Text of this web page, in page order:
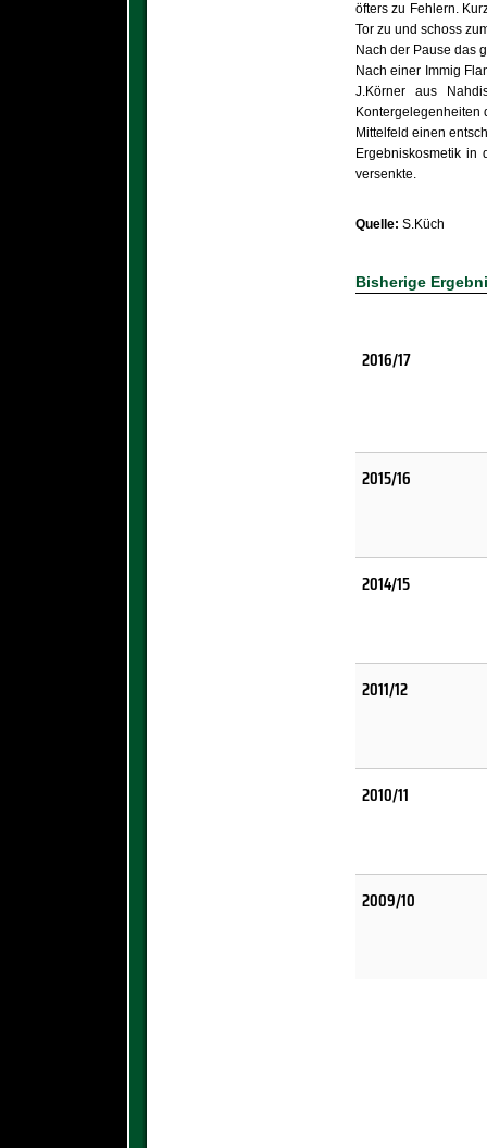
öfters zu Fehlern.
Tor zu und schoss
Nach der Pause das
Nach einer Immig
J.Körner aus
Kontergelegenheiten
Mittelfeld einen
Ergebniskosmetik in
versenkte.
Quelle: S.Küch
Bisherige
2016/17
2015/16
2014/15
2011/12
2010/11
2009/10